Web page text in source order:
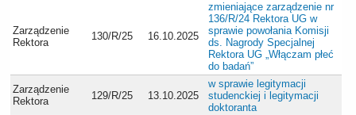
Zarządzenie
Rektora
130/R/25 16.10.2025
zmieniające zarządzenie nr
136/R/24 Rektora UG w
sprawie powołania Komisji
ds. Nagrody Specjalnej
Rektora UG „Włączam płeć
do badań”
Zarządzenie
Rektora
129/R/25 13.10.2025
w sprawie legitymacji
studenckiej i legitymacji
doktoranta